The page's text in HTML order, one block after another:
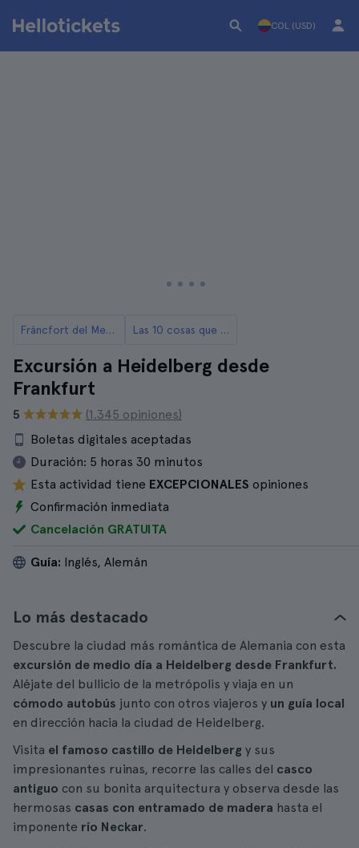
COL (USD)
Fráncfort del Meno Las 10 cosas que ver y hacer en Frankfurt
Excursión a Heidelberg desde
Frankfurt
5
(1.345 opiniones)
Boletas digitales aceptadas
Duración: 5 horas 30 minutos
Esta actividad tiene EXCEPCIONALES opiniones
Confirmación inmediata
Cancelación GRATUITA
Guía: Inglés, Alemán
Lo más destacado
Descubre la ciudad más romántica de Alemania con esta
excursión de medio día a Heidelberg desde Frankfurt.
Aléjate del bullicio de la metrópolis y viaja en un
cómodo autobús junto con otros viajeros y un guía local
en dirección hacia la ciudad de Heidelberg.
Visita el famoso castillo de Heidelberg y sus
impresionantes ruinas, recorre las calles del casco
antiguo con su bonita arquitectura y observa desde las
hermosas casas con entramado de madera hasta el
imponente río Neckar.